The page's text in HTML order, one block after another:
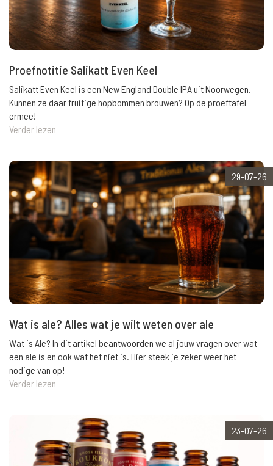
Proefnotitie Salikatt Even Keel
Salikatt Even Keel is een New England Double IPA uit Noorwegen.
Kunnen ze daar fruitige hopbommen brouwen? Op de proeftafel
ermee!
Verder lezen
29-07-26
Wat is ale? Alles wat je wilt weten over ale
Wat is Ale? In dit artikel beantwoorden we al jouw vragen over wat
een ale is en ook wat het niet is. Hier steek je zeker weer het
nodige van op!
Verder lezen
23-07-26